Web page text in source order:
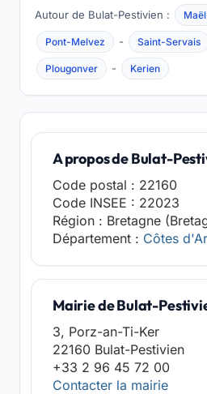
Autour de Bulat-Pestivien :
Pont-Melvez - Saint-Servais
Plougonver - Kerien
A propos de Bulat-
Code postal : 22160
Code INSEE : 22023
Région : Bretagne
Département : Côtes
Mairie de Bulat-
3, Porz-an-Ti-Ker
22160 Bulat-Pestivien
+33 2 96 45 72 00
Contacter la mairie